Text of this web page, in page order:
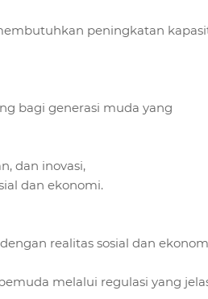
peningkatan
bagi generasi muda yang
dan inovasi,
dan ekonomi.
realitas sosial dan
melalui regulasi yang